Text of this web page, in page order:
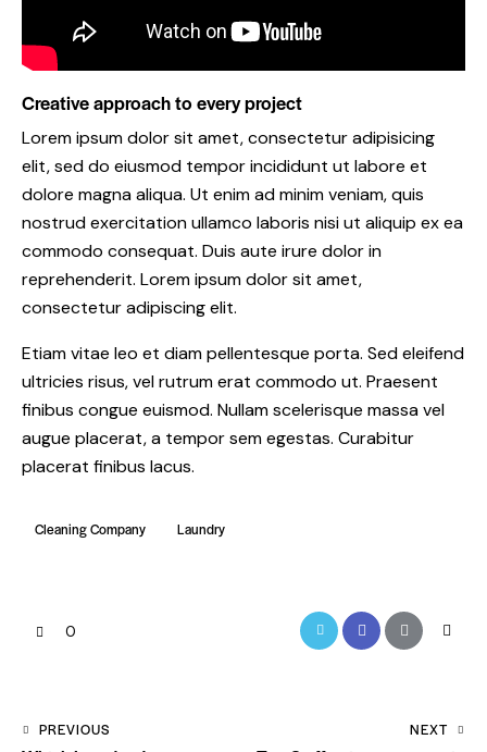
Creative approach to every project
Lorem ipsum dolor sit amet, consectetur adipisicing
elit, sed do eiusmod tempor incididunt ut labore et
dolore magna aliqua. Ut enim ad minim veniam, quis
nostrud exercitation ullamco laboris nisi ut aliquip ex ea
commodo consequat. Duis aute irure dolor in
reprehenderit. Lorem ipsum dolor sit amet,
consectetur adipiscing elit.
Etiam vitae leo et diam pellentesque porta. Sed eleifend
ultricies risus, vel rutrum erat commodo ut. Praesent
finibus congue euismod. Nullam scelerisque massa vel
augue placerat, a tempor sem egestas. Curabitur
placerat finibus lacus.
Cleaning Company Laundry
0
PREVIOUS NEXT